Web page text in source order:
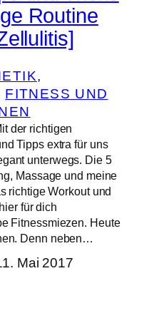
Routine
FITNESS UND
der richtigen
Tipps extra für uns
unterwegs. Die 5
Massage und meine
richtige Workout und
für dich
Fitnessmiezen. Heute
Denn neben…
Mai 2017